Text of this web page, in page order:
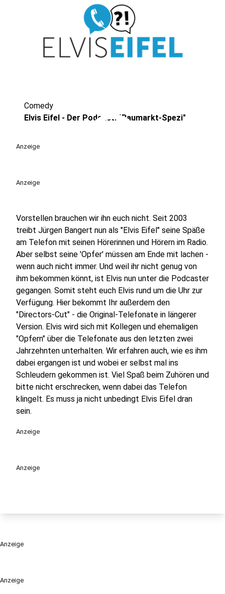
Anzeige
play_circle
Comedy
Elvis Eifel - Der Podcast: "Baumarkt-Spezi"
Anzeige
Anzeige
Vorstellen brauchen wir ihn euch nicht. Seit 2003
treibt Jürgen Bangert nun als "Elvis Eifel" seine Späße
am Telefon mit seinen Hörerinnen und Hörern im Radio.
Aber selbst seine 'Opfer' müssen am Ende mit lachen -
wenn auch nicht immer. Und weil ihr nicht genug von
ihm bekommen könnt, ist Elvis nun unter die Podcaster
gegangen. Somit steht euch Elvis rund um die Uhr zur
Verfügung. Hier bekommt Ihr außerdem den
"Directors-Cut" - die Original-Telefonate in längerer
Version. Elvis wird sich mit Kollegen und ehemaligen
"Opfern" über die Telefonate aus den letzten zwei
Jahrzehnten unterhalten. Wir erfahren auch, wie es ihm
dabei ergangen ist und wobei er selbst mal ins
Schleudern gekommen ist. Viel Spaß beim Zuhören und
bitte nicht erschrecken, wenn dabei das Telefon
klingelt. Es muss ja nicht unbedingt Elvis Eifel dran
sein.
Anzeige
Anzeige
Anzeige